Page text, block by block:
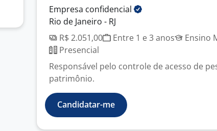
Empresa confidencial
Rio de Janeiro - RJ
R$ 2.051,00
Entre 1 e 3 anos
Ensino
Presencial
Responsável pelo controle de acesso de
patrimônio.
Candidatar-me